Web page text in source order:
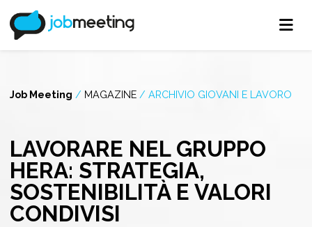
Job Meeting / MAGAZINE / ARCHIVIO GIOVANI E LAVORO
LAVORARE NEL GRUPPO
HERA: STRATEGIA,
SOSTENIBILITÀ E VALORI
CONDIVISI